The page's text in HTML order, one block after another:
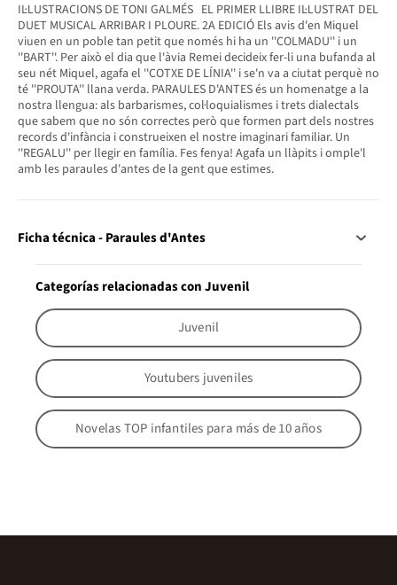
IL·LUSTRACIONS DE TONI GALMÉS EL PRIMER LLIBRE IL·LUSTRAT DEL
DUET MUSICAL ARRIBAR I PLOURE. 2A EDICIÓ Els avis d'en Miquel
viuen en un poble tan petit que només hi ha un ''COLMADU'' i un
''BART''. Per això el dia que l'àvia Remei decideix fer-li una bufanda al
seu nét Miquel, agafa el ''COTXE DE LÍNIA'' i se'n va a ciutat perquè no
té ''PROUTA'' llana verda. PARAULES D'ANTES és un homenatge a la
nostra llengua: als barbarismes, col·loquialismes i trets dialectals
que sabem que no són correctes però que formen part dels nostres
records d'infància i construeixen el nostre imaginari familiar. Un
''REGALU'' per llegir en família. Fes fenya! Agafa un llàpits i omple'l
amb les paraules d'antes de la gent que estimes.
Ficha técnica - Paraules d'Antes
Categorías relacionadas con Juvenil
Juvenil
Youtubers juveniles
Novelas TOP infantiles para más de 10 años